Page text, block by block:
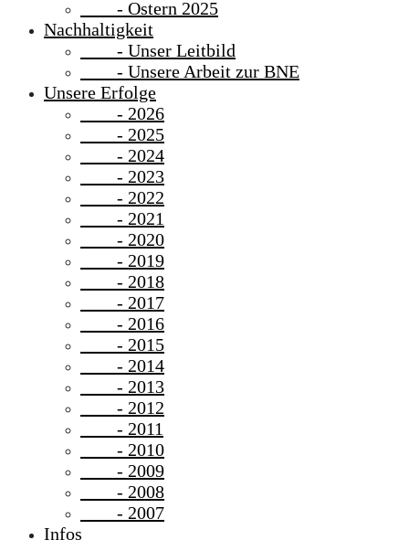
- Ostern 2025
Nachhaltigkeit
- Unser Leitbild
- Unsere Arbeit zur BNE
Unsere Erfolge
- 2026
- 2025
- 2024
- 2023
- 2022
- 2021
- 2020
- 2019
- 2018
- 2017
- 2016
- 2015
- 2014
- 2013
- 2012
- 2011
- 2010
- 2009
- 2008
- 2007
Infos